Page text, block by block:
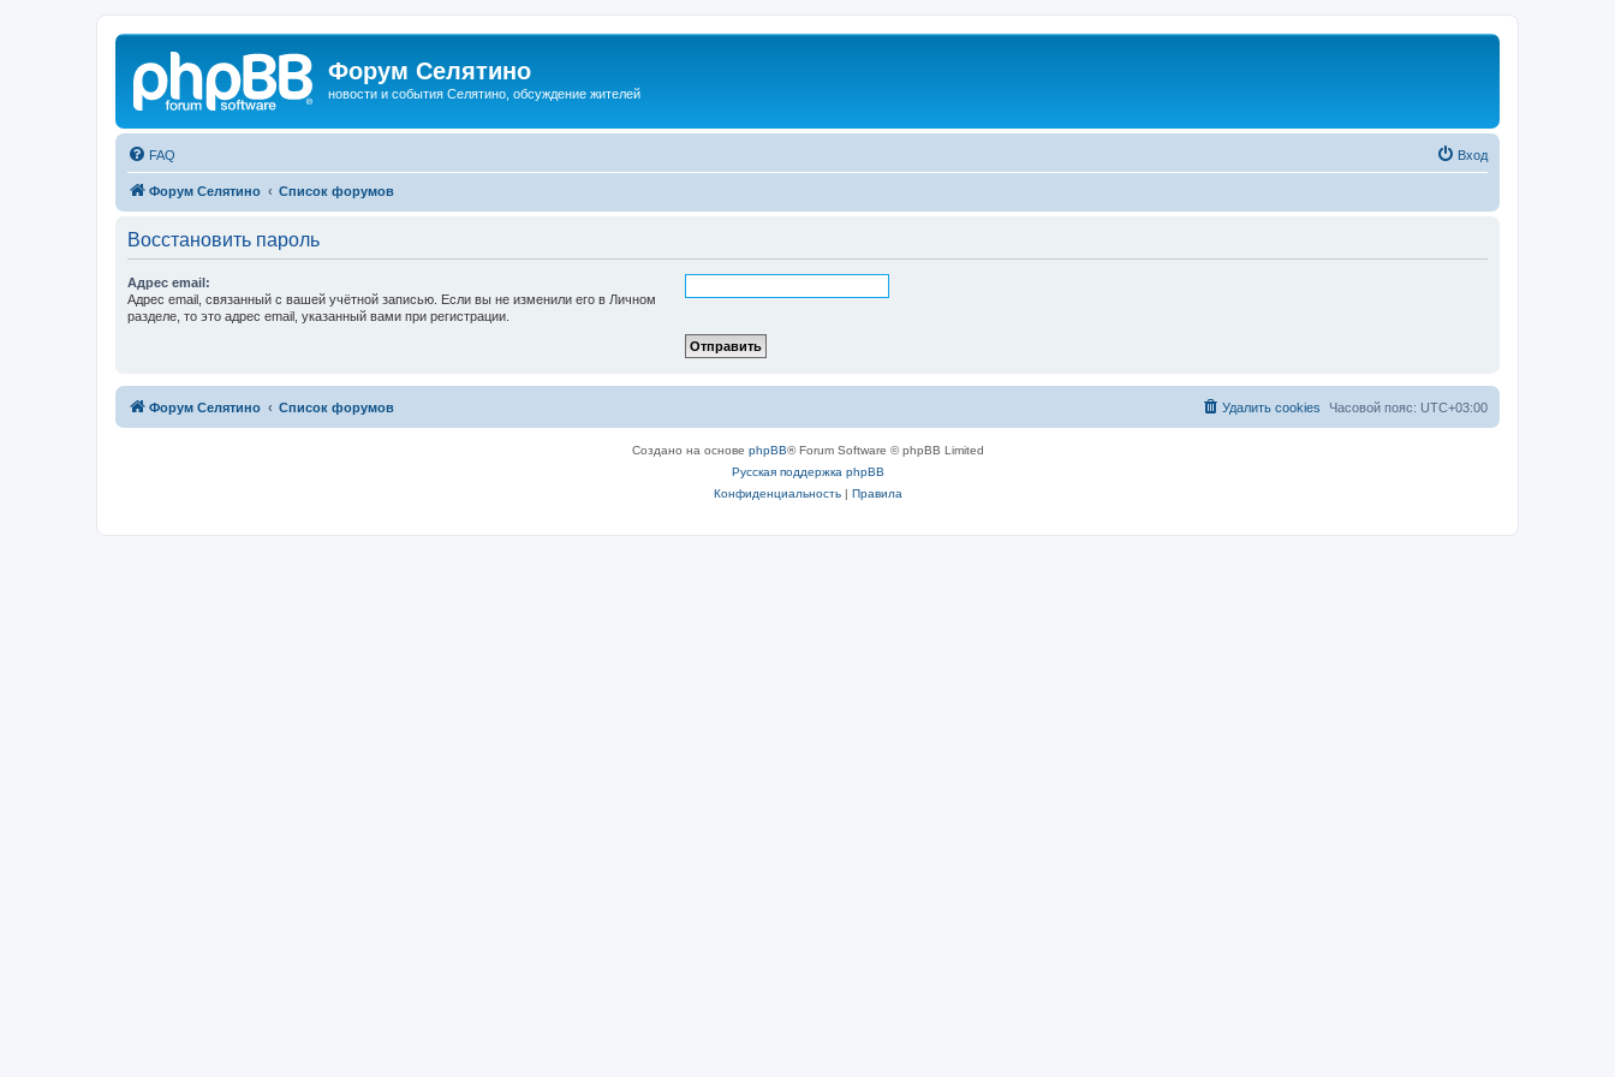
Форум Селятино
новости и события Селятино, обсуждение жителей
FAQ Вход
Форум Селятино Список форумов
Восстановить пароль
Адрес email:
Адрес email, связанный с вашей учётной записью. Если вы не изменили его в Личном
разделе, то это адрес email, указанный вами при регистрации.
Форум Селятино Список форумов Часовой пояс: UTC+03:00
Удалить cookies
Создано на основе phpBB® Forum Software © phpBB Limited
Русская поддержка phpBB
Конфиденциальность| Правила